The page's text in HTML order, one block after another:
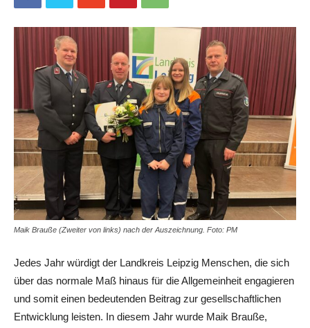
Maik Brauße (Zweiter von links) nach der Auszeichnung. Foto: PM
Jedes Jahr würdigt der Landkreis Leipzig Menschen, die sich
über das normale Maß hinaus für die Allgemeinheit engagieren
und somit einen bedeutenden Beitrag zur gesellschaftlichen
Entwicklung leisten. In diesem Jahr wurde Maik Brauße,